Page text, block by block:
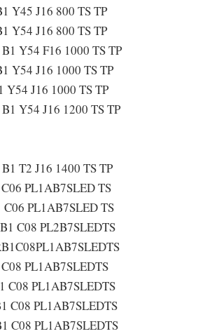
Y45 J16 800 TS TP
Y54 J16 800 TS TP
Y54 F16 1000 TS TP
Y54 J16 1000 TS TP
Y54 J16 1000 TS TP
Y54 J16 1200 TS TP
T2 J16 1400 TS TP
PL1AB7SLED TS
PL1AB7SLED TS
C08 PL2B7SLEDTS
PL1AB7SLEDTS
C08 PL1AB7SLEDTS
C08 PL1AB7SLEDTS
C08 PL1AB7SLEDTS